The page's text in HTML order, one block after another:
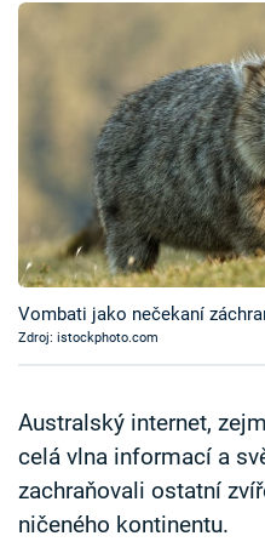
Pořady
TV Program
Časopis
Sledujte prima+
Sledujte nás
Vombati jako nečekaní
Zdroj: istockphoto.com
Australský internet,
celá vlna informací a
zachraňovali ostatní
ničeného kontinentu.